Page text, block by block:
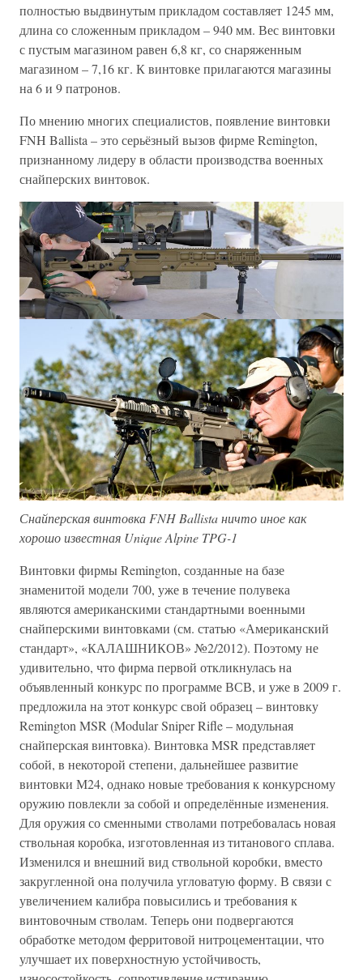
полностью выдвинутым прикладом составляет 1245 мм,
длина со сложенным прикладом – 940 мм. Вес винтовки
с пустым магазином равен 6,8 кг, со снаряженным
магазином – 7,16 кг. К винтовке прилагаются магазины
на 6 и 9 патронов.
По мнению многих специалистов, появление винтовки
FNH Ballista – это серьёзный вызов фирме Remington,
признанному лидеру в области производства военных
снайперских винтовок.
Снайперская винтовка FNH Ballista ничто иное как
хорошо известная Unique Alpine TPG-1
Винтовки фирмы Remington, созданные на базе
знаменитой модели 700, уже в течение полувека
являются американскими стандартными военными
снайперскими винтовками (см. статью «Американский
стандарт», «КАЛАШНИКОВ» №2/2012). Поэтому не
удивительно, что фирма первой откликнулась на
объявленный конкурс по программе ВСВ, и уже в 2009 г.
предложила на этот конкурс свой образец – винтовку
Remington MSR (Modular Sniper Rifle – модульная
снайперская винтовка). Винтовка MSR представляет
собой, в некоторой степени, дальнейшее развитие
винтовки М24, однако новые требования к конкурсному
оружию повлекли за собой и определённые изменения.
Для оружия со сменными стволами потребовалась новая
ствольная коробка, изготовленная из титанового сплава.
Изменился и внешний вид ствольной коробки, вместо
закругленной она получила угловатую форму. В связи с
увеличением калибра повысились и требования к
винтовочным стволам. Теперь они подвергаются
обработке методом ферритовой нитроцементации, что
улучшает их поверхностную устойчивость,